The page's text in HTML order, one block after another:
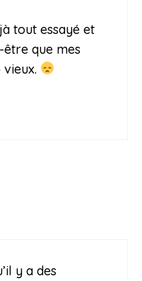
tout essayé et
que mes
y a des